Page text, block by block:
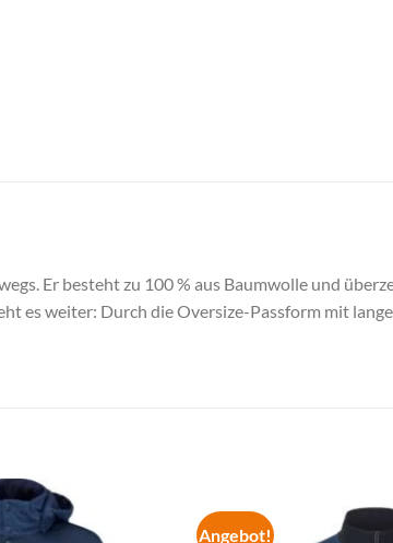
Er besteht zu 100 % aus Baumwolle und
es weiter: Durch die Oversize-Passform mit
Angebot!